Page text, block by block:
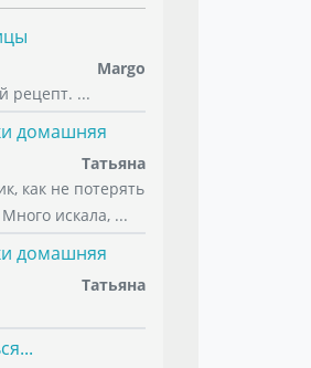
Margo
рецепт. ...
домашняя
Татьяна
как не потерять
искала, ...
домашняя
Татьяна